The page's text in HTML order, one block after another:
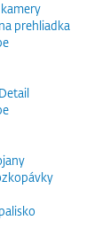
prehliadka
Detail